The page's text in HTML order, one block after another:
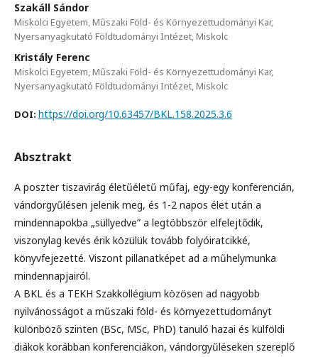
Szakáll Sándor
Miskolci Egyetem, Műszaki Föld- és Környezettudományi Kar,
Nyersanyagkutató Földtudományi Intézet, Miskolc
Kristály Ferenc
Miskolci Egyetem, Műszaki Föld- és Környezettudományi Kar,
Nyersanyagkutató Földtudományi Intézet, Miskolc
DOI: https://doi.org/10.63457/BKL.158.2025.3.6
Absztrakt
A poszter tiszavirág életűéletű műfaj, egy-egy konferencián,
vándorgyűlésen jelenik meg, és 1-2 napos élet után a
mindennapokba „süllyedve” a legtöbbször elfelejtődik,
viszonylag kevés érik közülük tovább folyóiratcikké,
könyvfejezetté. Viszont pillanatképet ad a műhelymunka
mindennapjairól.
A BKL és a TEKH Szakkollégium közösen ad nagyobb
nyilvánosságot a műszaki föld- és környezettudományt
különböző szinten (BSc, MSc, PhD) tanuló hazai és külföldi
diákok korábban konferenciákon, vándorgyűléseken szereplő